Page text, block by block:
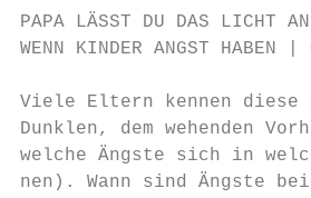
PAPA LÄSST DU DAS LICHT
WENN KINDER ANGST HABEN |
Viele Eltern kennen diese
Dunklen, dem wehenden
welche Ängste sich in
nen). Wann sind Ängste